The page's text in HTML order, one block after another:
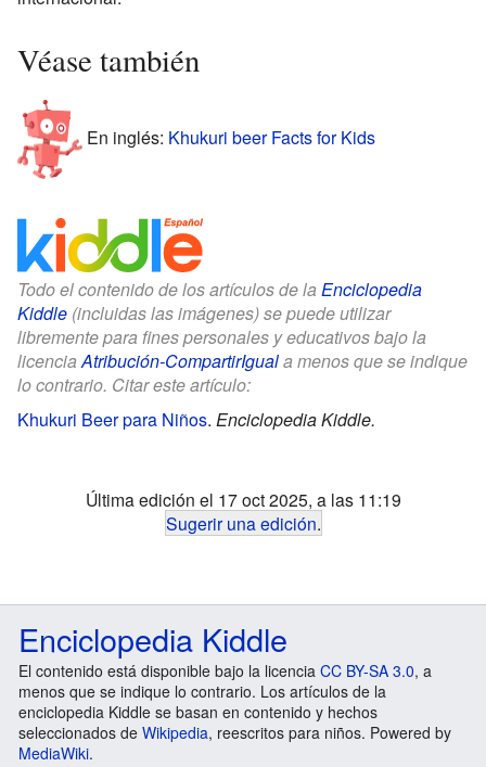
Véase también
En inglés: Khukuri beer Facts for Kids
Todo el contenido de los artículos de la Enciclopedia
Kiddle (incluidas las imágenes) se puede utilizar
libremente para fines personales y educativos bajo la
licenciaAtribución-CompartirIguala menos que se indique
lo contrario. Citar este artículo:
Khukuri Beer para Niños. Enciclopedia Kiddle.
Última edición el 17 oct 2025, a las 11:19
Sugerir una edición.
Enciclopedia Kiddle
El contenido está disponible bajo la licencia CC BY-SA 3.0, a
menos que se indique lo contrario. Los artículos de la
enciclopedia Kiddle se basan en contenido y hechos
seleccionados de Wikipedia, reescritos para niños. Powered by
MediaWiki.